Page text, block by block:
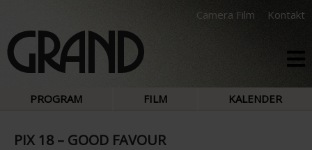
Camera Film Kontakt
PROGRAM FILM KALENDER
PIX 18 – GOOD FAVOUR